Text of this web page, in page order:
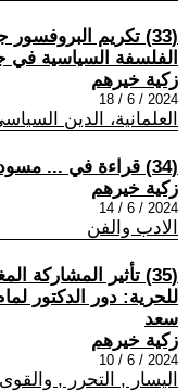
(33) تكريم
الفلسفة السياسية في
زكية خيرهم
2024 / 6 / 18
العلمانية، الدين
(34) قراءة في ... مسودن العراق للاديب زهير شليبة
زكية خيرهم
2024 / 6 / 14
الادب والفن
(35) تأثير المشاركة
للحرية: دور الدكتور
سعد
زكية خيرهم
2024 / 6 / 10
اليسار , التحرر ,